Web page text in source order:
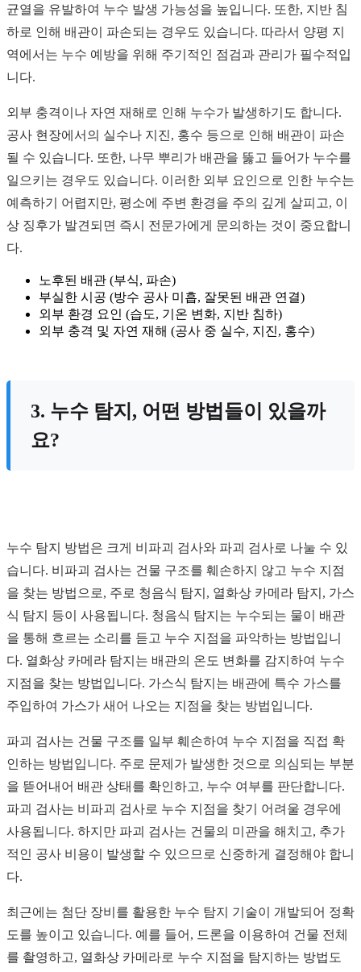
균열을 유발하여 누수 발생 가능성을 높입니다. 또한, 지반 침
하로 인해 배관이 파손되는 경우도 있습니다. 따라서 양평 지
역에서는 누수 예방을 위해 주기적인 점검과 관리가 필수적입
니다.
외부 충격이나 자연 재해로 인해 누수가 발생하기도 합니다.
공사 현장에서의 실수나 지진, 홍수 등으로 인해 배관이 파손
될 수 있습니다. 또한, 나무 뿌리가 배관을 뚫고 들어가 누수를
일으키는 경우도 있습니다. 이러한 외부 요인으로 인한 누수는
예측하기 어렵지만, 평소에 주변 환경을 주의 깊게 살피고, 이
상 징후가 발견되면 즉시 전문가에게 문의하는 것이 중요합니
다.
노후된 배관 (부식, 파손)
부실한 시공 (방수 공사 미흡, 잘못된 배관 연결)
외부 환경 요인 (습도, 기온 변화, 지반 침하)
외부 충격 및 자연 재해 (공사 중 실수, 지진, 홍수)
3. 누수 탐지, 어떤 방법들이 있을까
요?
누수 탐지 방법은 크게 비파괴 검사와 파괴 검사로 나눌 수 있
습니다. 비파괴 검사는 건물 구조를 훼손하지 않고 누수 지점
을 찾는 방법으로, 주로 청음식 탐지, 열화상 카메라 탐지, 가스
식 탐지 등이 사용됩니다. 청음식 탐지는 누수되는 물이 배관
을 통해 흐르는 소리를 듣고 누수 지점을 파악하는 방법입니
다. 열화상 카메라 탐지는 배관의 온도 변화를 감지하여 누수
지점을 찾는 방법입니다. 가스식 탐지는 배관에 특수 가스를
주입하여 가스가 새어 나오는 지점을 찾는 방법입니다.
파괴 검사는 건물 구조를 일부 훼손하여 누수 지점을 직접 확
인하는 방법입니다. 주로 문제가 발생한 것으로 의심되는 부분
을 뜯어내어 배관 상태를 확인하고, 누수 여부를 판단합니다.
파괴 검사는 비파괴 검사로 누수 지점을 찾기 어려울 경우에
사용됩니다. 하지만 파괴 검사는 건물의 미관을 해치고, 추가
적인 공사 비용이 발생할 수 있으므로 신중하게 결정해야 합니
다.
최근에는 첨단 장비를 활용한 누수 탐지 기술이 개발되어 정확
도를 높이고 있습니다. 예를 들어, 드론을 이용하여 건물 전체
를 촬영하고, 열화상 카메라로 누수 지점을 탐지하는 방법도